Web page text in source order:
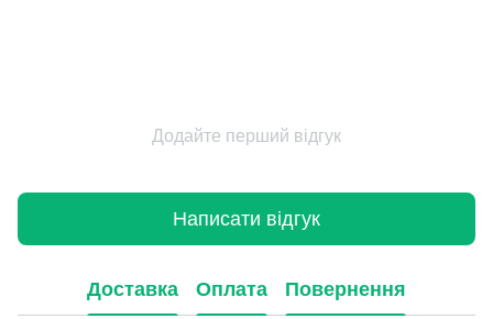
Додайте перший відгук
Написати відгук
Доставка Оплата Повернення